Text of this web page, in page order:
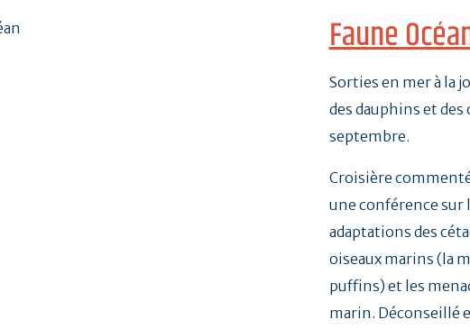
Faune
Sorties en mer à la
des dauphins et
septembre.
Croisière
une conférence sur
adaptations des
oiseaux marins (la
puffins) et les
marin. Déconseillé